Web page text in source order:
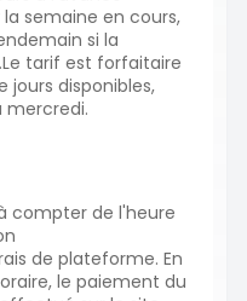
semaine en cours,
si la
tarif est forfaitaire
jours disponibles,
mercredi.
compter de l'heure
de plateforme. En
le paiement du